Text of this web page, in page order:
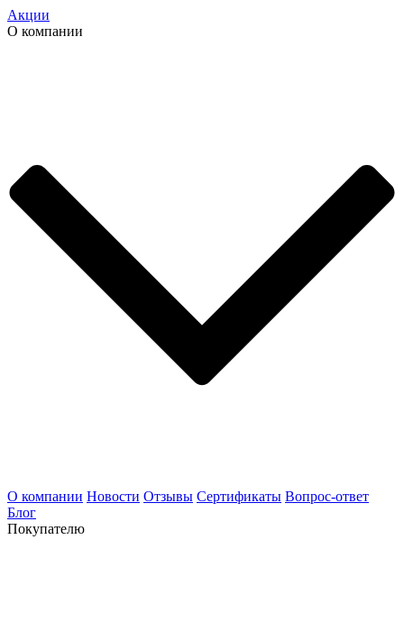
Акции
О компании
О компании Новости Отзывы Сертификаты Вопрос-ответ
Блог
Покупателю